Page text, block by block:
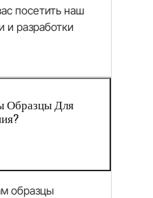
посетить наш
и разработки
Образцы Для
образцы